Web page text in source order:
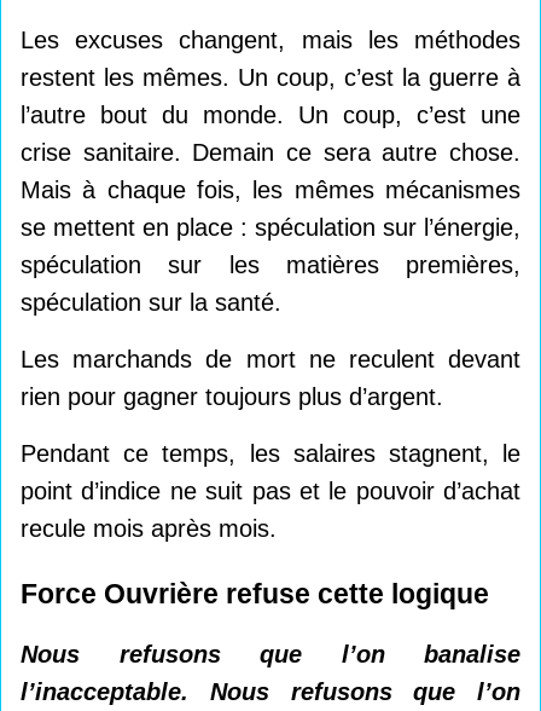
Les excuses changent, mais les méthodes
restent les mêmes. Un coup, c’est la guerre à
l’autre bout du monde. Un coup, c’est une
crise sanitaire. Demain ce sera autre chose.
Mais à chaque fois, les mêmes mécanismes
se mettent en place : spéculation sur l’énergie,
spéculation sur les matières premières,
spéculation sur la santé.
Les marchands de mort ne reculent devant
rien pour gagner toujours plus d’argent.
Pendant ce temps, les salaires stagnent, le
point d’indice ne suit pas et le pouvoir d’achat
recule mois après mois.
Force Ouvrière refuse cette logique
Nous refusons que l’on banalise
l’inacceptable. Nous refusons que l’on